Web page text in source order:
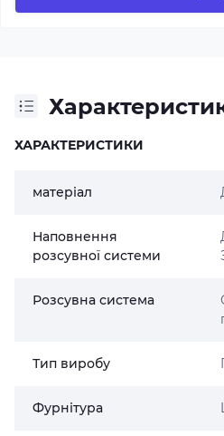
ХАРАКТЕРИСТИКИ
матеріал
Наповнення
розсувної системи
Розсувна система
Тип виробу
Фурнітура